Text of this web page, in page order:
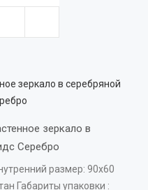
зеркало в
Серебро
размер: 90х60
Габариты упаковки :